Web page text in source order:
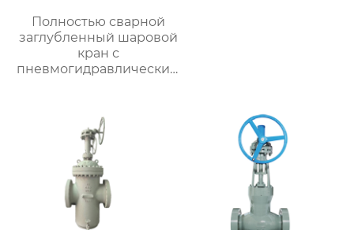
Полностью сварной
заглубленный шаровой
кран с
пневмогидравлическим